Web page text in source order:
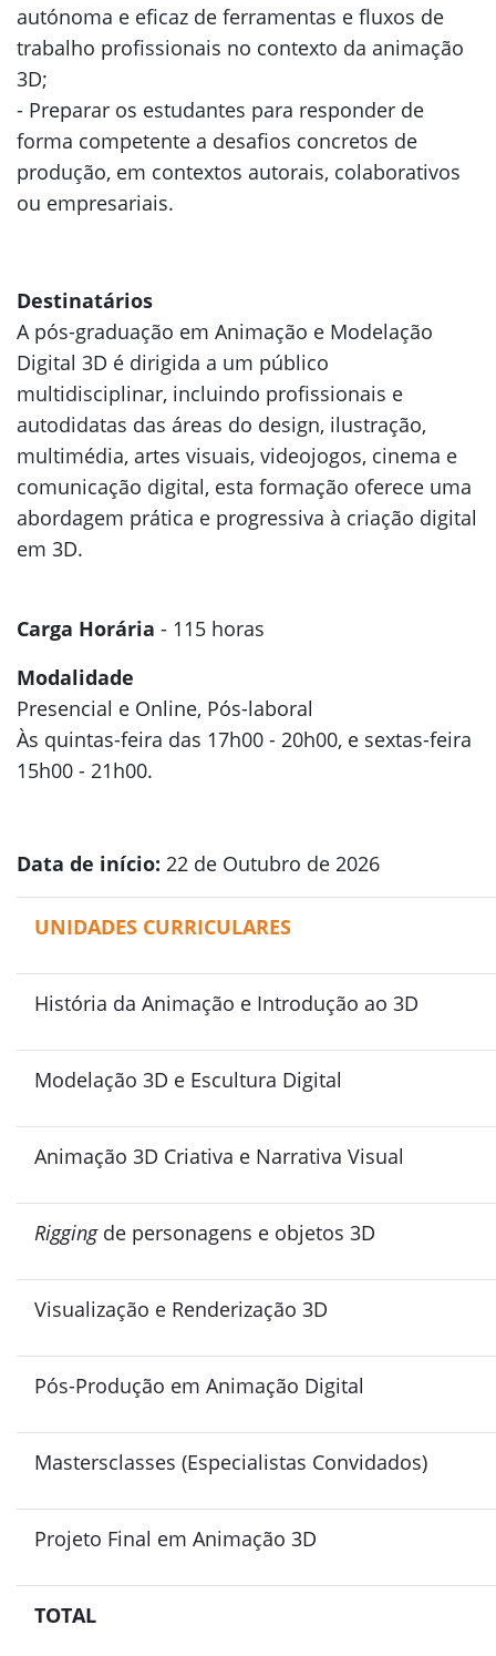
autónoma e eficaz de ferramentas e fluxos de
trabalho profissionais no contexto da animação
3D;
- Preparar os estudantes para responder de
forma competente a desafios concretos de
produção, em contextos autorais, colaborativos
ou empresariais.
Destinatários
A pós-graduação em Animação e Modelação
Digital 3D é dirigida a um público
multidisciplinar, incluindo profissionais e
autodidatas das áreas do design, ilustração,
multimédia, artes visuais, videojogos, cinema e
comunicação digital, esta formação oferece uma
abordagem prática e progressiva à criação digital
em 3D.
Carga Horária - 115 horas
Modalidade
Presencial e Online, Pós-laboral
Às quintas-feira das 17h00 - 20h00, e sextas-feira
15h00 - 21h00.
Data de início: 22 de Outubro de 2026
UNIDADES CURRICULARES
História da Animação e Introdução ao 3D
Modelação 3D e Escultura Digital
Animação 3D Criativa e Narrativa Visual
Riggingde personagens e objetos 3D
Visualização e Renderização 3D
Pós-Produção em Animação Digital
Mastersclasses (Especialistas Convidados)
Projeto Final em Animação 3D
TOTAL